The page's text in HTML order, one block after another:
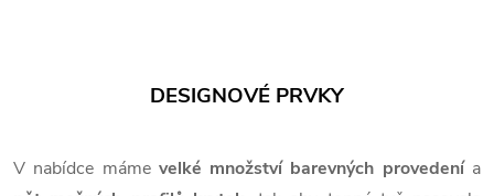
DESIGNOVÉ PRVKY
V nabídce máme velké množství barevných provedenía